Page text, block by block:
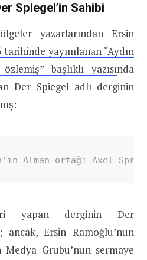
Spiegel’in Sahibi
yazarlarından Ersin
tarihinde yayımlanan “Aydın
başlıklı yazısında
Der Spiegel adlı derginin
Alman ortağı Axel
yapan derginin Der
; ancak, Ersin Ramoğlu’nun
Grubu’nun sermaye